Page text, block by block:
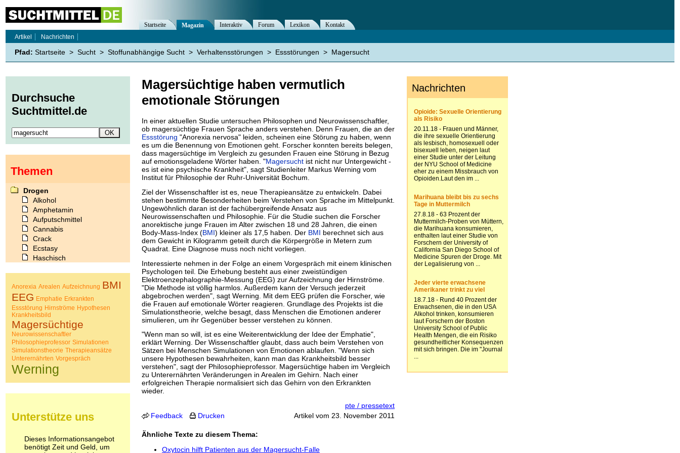
Magersüchtige haben vermutlich
emotionale Störungen
In einer aktuellen Studie untersuchen Philosophen und Neurowissenschaftler,
ob magersüchtige Frauen Sprache anders verstehen. Denn Frauen, die an der
Essstörung "Anorexia nervosa" leiden, scheinen eine Störung zu haben, wenn
es um die Benennung von Emotionen geht. Forscher konnten bereits belegen,
dass magersüchtige im Vergleich zu gesunden Frauen eine Störung in Bezug
auf emotionsgeladene Wörter haben. "Magersucht ist nicht nur Untergewicht -
es ist eine psychische Krankheit", sagt Studienleiter Markus Werning vom
Institut für Philosophie der Ruhr-Universität Bochum.
Ziel der Wissenschaftler ist es, neue Therapieansätze zu entwickeln. Dabei
stehen bestimmte Besonderheiten beim Verstehen von Sprache im Mittelpunkt.
Ungewöhnlich daran ist der fachübergreifende Ansatz aus
Neurowissenschaften und Philosophie. Für die Studie suchen die Forscher
anorektische junge Frauen im Alter zwischen 18 und 28 Jahren, die einen
Body-Mass-Index (BMI) kleiner als 17,5 haben. Der BMI berechnet sich aus
dem Gewicht in Kilogramm geteilt durch die Körpergröße in Metern zum
Quadrat. Eine Diagnose muss noch nicht vorliegen.
Interessierte nehmen in der Folge an einem Vorgespräch mit einem klinischen
Psychologen teil. Die Erhebung besteht aus einer zweistündigen
Elektroenzephalographie-Messung (EEG) zur Aufzeichnung der Hirnströme.
"Die Methode ist völlig harmlos. Außerdem kann der Versuch jederzeit
abgebrochen werden", sagt Werning. Mit dem EEG prüfen die Forscher, wie
die Frauen auf emotionale Wörter reagieren. Grundlage des Projekts ist die
Simulationstheorie, welche besagt, dass Menschen die Emotionen anderer
simulieren, um ihr Gegenüber besser verstehen zu können.
"Wenn man so will, ist es eine Weiterentwicklung der Idee der Emphatie",
erklärt Werning. Der Wissenschaftler glaubt, dass auch beim Verstehen von
Sätzen bei Menschen Simulationen von Emotionen ablaufen. "Wenn sich
unsere Hypothesen bewahrheiten, kann man das Krankheitsbild besser
verstehen", sagt der Philosophieprofessor. Magersüchtige haben im Vergleich
zu Unterernährten Veränderungen in Arealen im Gehirn. Nach einer
erfolgreichen Therapie normalisiert sich das Gehirn von den Erkrankten
wieder.
pte / pressetext
Artikel vom 23. November 2011
Feedback Drucken
Ähnliche Texte zu diesem Thema:
Oxytocin hilft Patienten aus der Magersucht-Falle
Startseite Magazin Interaktiv Forum Lexikon
Kontakt
Artikel
Nachrichten
Pfad: Startseite > Sucht > Stoffunabhängige Sucht > Verhaltensstörungen > Essstörungen > Magersucht
Durchsuche
Suchtmittel.de
Themen
Drogen
Alkohol
Amphetamin
Aufputschmittel
Cannabis
Crack
Ecstasy
Haschisch
Koffein
Kokain
Lachgas
LSD
Marihuana
Medikamente
Meskalin
Metamphetamin
Methadon
Morphin
Muskatnuss
Nikotin
Pilze
Poppers
Schlafmittel
Schmerzmittel
Anorexia Arealen Aufzeichnung BMI
EEG Emphatie Erkrankten
Essstörung Hirnströme Hypothesen
Krankheitsbild
Magersüchtige
Neurowissenschaftler
Philosophieprofessor Simulationen
Simulationstheorie Therapieansätze
Unterernährten Vorgespräch
Werning
Unterstütze uns
Dieses Informationsangebot
benötigt Zeit und Geld, um